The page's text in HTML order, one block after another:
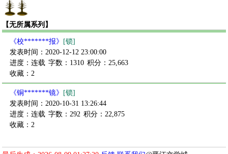
【无所属系列】
《校*******报》
[锁]
发表时间：2020-12-12 23:00:00
进度：连载 字数：1310 积分：25,663
收藏：2
《铜*******镜》
[锁]
发表时间：2020-10-31 13:26:44
进度：连载 字数：292 积分：22,875
收藏：2